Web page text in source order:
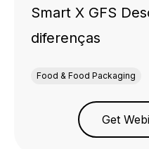
Smart X GFS
diferenças
Food & Food Packaging
Get